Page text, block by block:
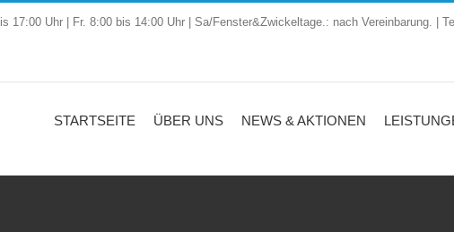
17:00 Uhr | Fr. 8:00 bis 14:00 Uhr | Sa/Fenster&Zwickeltage.: nach Vereinbarung. |
STARTSEITE ÜBER UNS NEWS & AKTIONEN